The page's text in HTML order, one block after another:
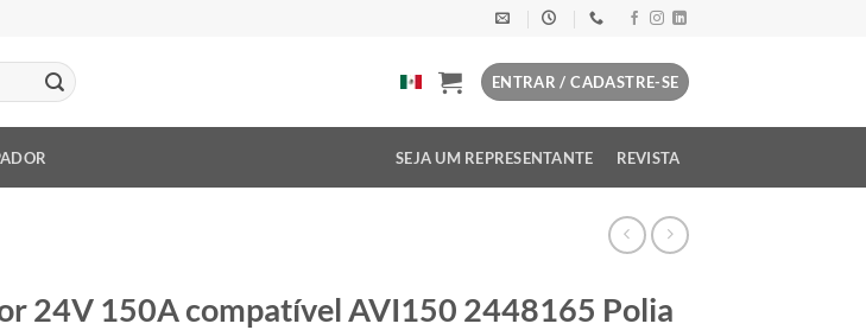
ENTRAR / CADASTRE-SE
SEJA UM REPRESENTANTE REVISTA
24V 150A compatível AVI150 2448165 Polia